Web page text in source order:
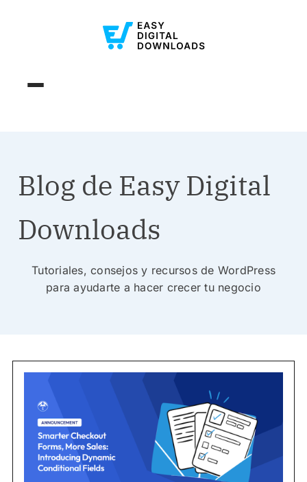
Blog de Easy Digital
Downloads
Tutoriales, consejos y recursos de WordPress
para ayudarte a hacer crecer tu negocio